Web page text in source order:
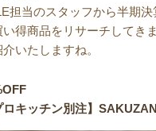
担当のスタッフから半期
い得商品をリサーチしてき
介いたしますね。
ロキッチン別注】